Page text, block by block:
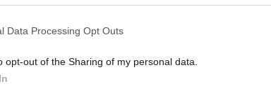
Data Processing Opt Outs
opt-out of the Sharing of my personal data.